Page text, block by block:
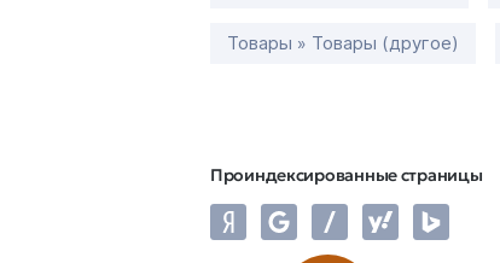
Товары » Товары (другое)
Проиндексированные страницы